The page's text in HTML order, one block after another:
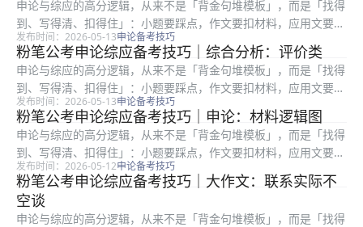
度、要么书...
申论与综应的高分逻辑，从来不是「背金句堆模板」，而是「找得
到、写得清、扣得住」：小题要踩点，作文要扣材料，应用文要顾
格式与对象。很多在职考生时间有限，更容易陷入「练了很多篇却
提分慢」：常见根因是要么通读材料浪费时间，要么要点合并过
度、要么书...
发布时间：2026-05-13申论备考技巧
粉笔公考申论综应备考技巧｜综合分析：评价类
申论与综应的高分逻辑，从来不是「背金句堆模板」，而是「找得
到、写得清、扣得住」：小题要踩点，作文要扣材料，应用文要顾
格式与对象。很多在职考生时间有限，更容易陷入「练了很多篇却
提分慢」：常见根因是要么通读材料浪费时间，要么要点合并过
度、要么书...
发布时间：2026-05-13申论备考技巧
粉笔公考申论综应备考技巧｜申论：材料逻辑图
申论与综应的高分逻辑，从来不是「背金句堆模板」，而是「找得
到、写得清、扣得住」：小题要踩点，作文要扣材料，应用文要顾
格式与对象。很多在职考生时间有限，更容易陷入「练了很多篇却
提分慢」：常见根因是要么通读材料浪费时间，要么要点合并过
度、要么书...
发布时间：2026-05-12申论备考技巧
粉笔公考申论综应备考技巧｜大作文：联系实际不
空谈
申论与综应的高分逻辑，从来不是「背金句堆模板」，而是「找得